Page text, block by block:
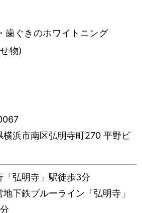
歯ぐきのホワイトニング
物)
横浜市南区弘明寺町270 平野ビ
「弘明寺」駅徒歩3分
下鉄ブルーライン「弘明寺」